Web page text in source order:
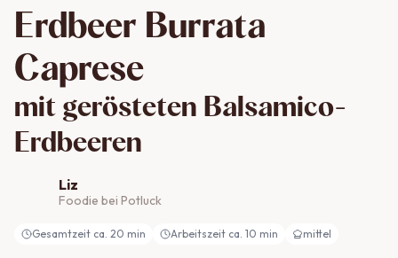
Erdbeer Burrata
Caprese
mit gerösteten Balsamico-
Erdbeeren
Liz
Foodie bei Potluck
Gesamtzeit ca. 20 min Arbeitszeit ca. 10 min mittel